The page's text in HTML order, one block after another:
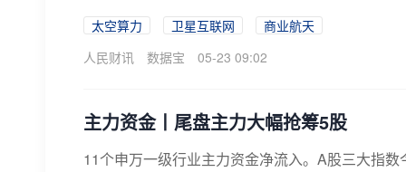
太空算力 卫星互联网
商业航天
人民财讯
数据宝 05-23 09:02
主力资金丨尾盘主力大幅抢筹5股
11个申万一级行业主力资金净流入。A股三大指